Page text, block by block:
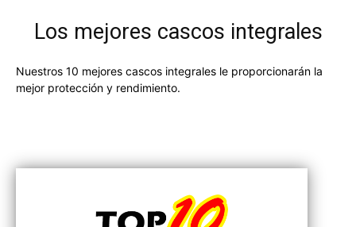
Los mejores cascos integrales
Nuestros 10 mejores cascos integrales le proporcionarán la
mejor protección y rendimiento.